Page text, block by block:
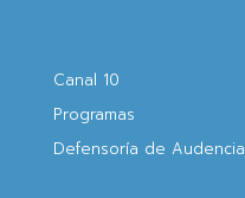
Canal 10
Programas
Defensoría de Audencia